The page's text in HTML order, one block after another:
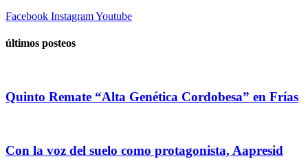
Facebook InstagramYoutube
últimos posteos
Quinto Remate “Alta Genética Cordobesa” en Frías
Con la voz del suelo como protagonista, Aapresid